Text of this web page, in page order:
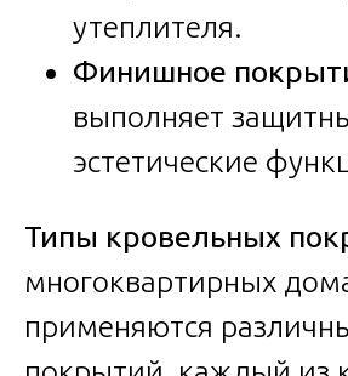
утеплителя.
Финишное
выполняет
эстетические
Типы кровельных
многоквартирных
применяются